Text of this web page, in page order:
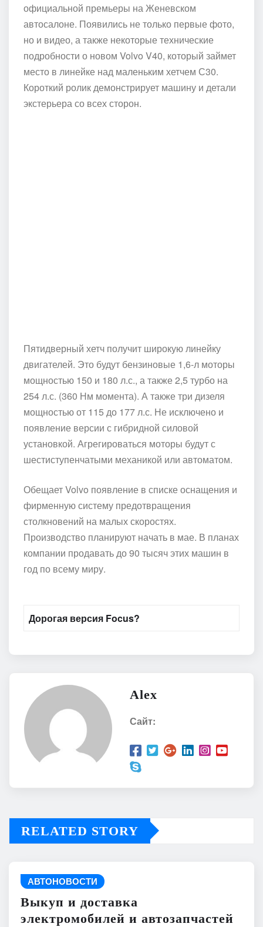
официальной премьеры на Женевском
автосалоне. Появились не только первые фото,
но и видео, а также некоторые технические
подробности о новом Volvo V40, который займет
место в линейке над маленьким хетчем С30.
Короткий ролик демонстрирует машину и детали
экстерьера со всех сторон.
Пятидверный хетч получит широкую линейку
двигателей. Это будут бензиновые 1,6-л моторы
мощностью 150 и 180 л.с., а также 2,5 турбо на
254 л.с. (360 Нм момента). А также три дизеля
мощностью от 115 до 177 л.с. Не исключено и
появление версии с гибридной силовой
установкой. Агрегироваться моторы будут с
шестиступенчатыми механикой или автоматом.
Обещает Volvo появление в списке оснащения и
фирменную систему предотвращения
столкновений на малых скоростях.
Производство планируют начать в мае. В планах
компании продавать до 90 тысяч этих машин в
год по всему миру.
Дорогая версия Focus?
Alex
Сайт:
RELATED STORY
АВТОНОВОСТИ
Выкуп и доставка
электромобилей и автозапчастей